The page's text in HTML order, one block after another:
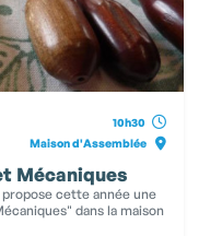
10h30
Maison d'Assemblée
Mécaniques
cette année une
dans la maison